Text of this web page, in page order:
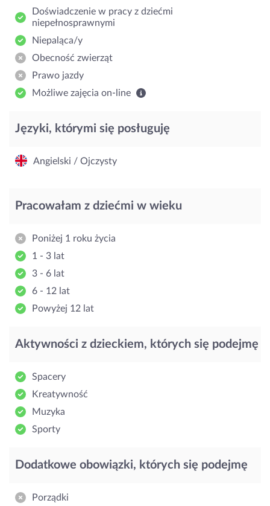
Doświadczenie w pracy z dziećmi
niepełnosprawnymi
Niepaląca/y
Obecność zwierząt
Prawo jazdy
Możliwe zajęcia on-line
Języki, którymi się posługuję
Angielski / Ojczysty
Pracowałam z dziećmi w wieku
Poniżej 1 roku życia
1 - 3 lat
3 - 6 lat
6 - 12 lat
Powyżej 12 lat
Aktywności z dzieckiem, których się podejmę
Spacery
Kreatywność
Muzyka
Sporty
Dodatkowe obowiązki, których się podejmę
Porządki